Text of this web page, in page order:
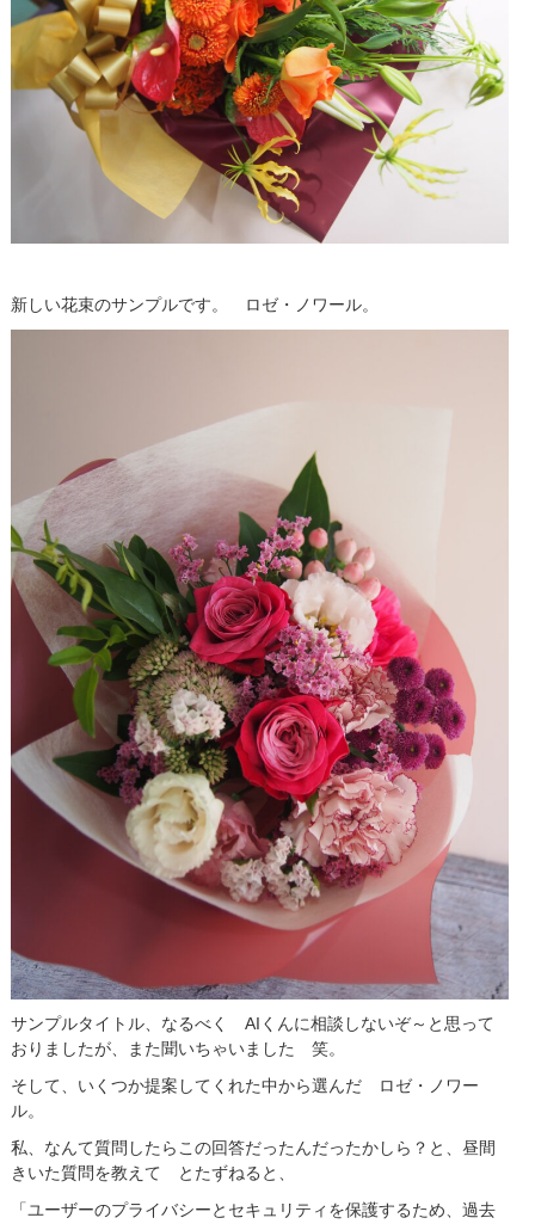
新しい花束のサンプルです。 ロゼ・ノワール。
サンプルタイトル、なるべく AIくんに相談しないぞ～と思って
おりましたが、また聞いちゃいました 笑。
そして、いくつか提案してくれた中から選んだ ロゼ・ノワー
ル。
私、なんて質問したらこの回答だったんだったかしら？と、昼間
きいた質問を教えて とたずねると、
「ユーザーのプライバシーとセキュリティを保護するため、過去